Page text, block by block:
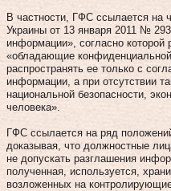
В частности, ГФС ссылается на
Украины от 13 января 2011 №
информации», согласно
«обладающие
распространять ее только с
информации, а при отсутствии
национальной безопасности,
человека».
ГФС ссылается на ряд
доказывая, что должностные
не допускать разглашения
полученная, используется,
возложенных на